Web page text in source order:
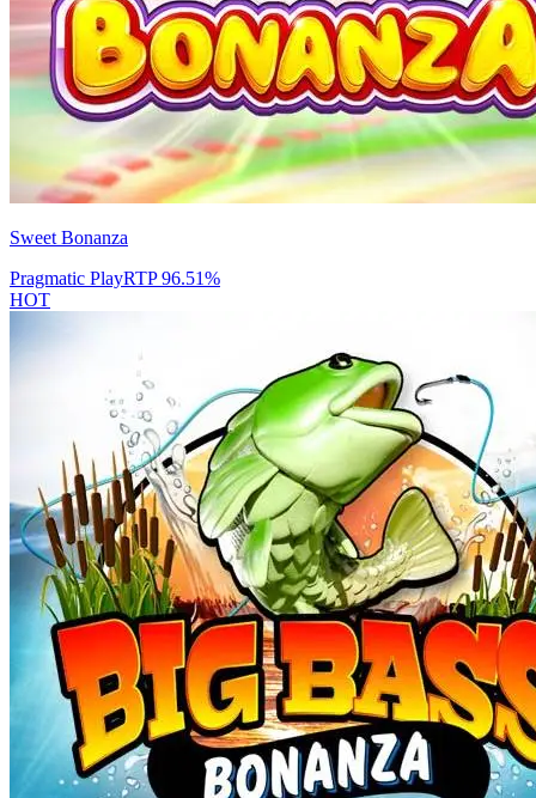
Sweet Bonanza
Pragmatic PlayRTP96.51%
HOT